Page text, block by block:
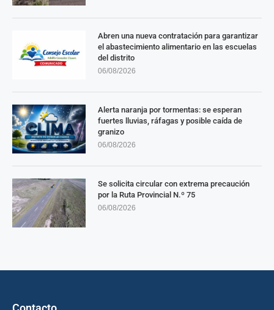
Abren una nueva contratación para garantizar
el abastecimiento alimentario en las escuelas
del distrito
06/08/2026
Alerta naranja por tormentas: se esperan
fuertes lluvias, ráfagas y posible caída de
granizo
06/08/2026
Se solicita circular con extrema precaución
por la Ruta Provincial N.º 75
06/08/2026